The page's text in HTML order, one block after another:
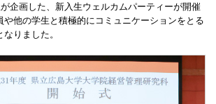
企画した、新入生ウェルカムパーティーが開催
や他の学生と積極的にコミュニケーションをとる
りました。